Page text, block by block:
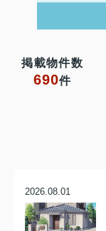
掲載物件数
690件
2026.08.01